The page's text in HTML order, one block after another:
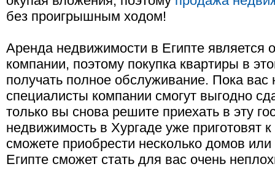
без проигрышным ходом!
Аренда недвижимости в Египте является
компании, поэтому покупка квартиры в
получать полное обслуживание. Пока вас
специалисты компании смогут выгодно
только вы снова решите приехать в эту
недвижимость в Хургаде уже приготовят
сможете приобрести несколько домов
Египте сможет стать для вас очень